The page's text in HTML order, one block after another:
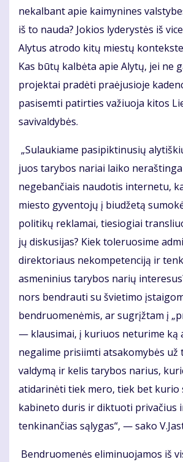
nekalbant apie kaimynines
iš to nauda? Jokios lyderystės iš
Alytus atrodo kitų miestų
Kas būtų kalbėta apie Alytų, jei ne
projektai pradėti praėjusioje
pasisemti patirties važiuoja kitos
savivaldybės.
„Sulaukiame pasipiktinusių
juos tarybos nariai laiko
negebančiais naudotis internetu,
miesto gyventojų į biudžetą
politikų reklamai, tiesiogiai
jų diskusijas? Kiek toleruosime
direktoriaus nekompetenciją ir
asmeninius tarybos narių
nors bendrauti su švietimo
bendruomenėmis, ar sugrįžtam į
— klausimai, į kuriuos neturime ką
negalime prisiimti atsakomybės už
valdymą ir kelis tarybos narius,
atidarinėti tiek mero, tiek bet kurio
kabineto duris ir diktuoti privačius
tenkinančias sąlygas“, — sako
Bendruomenės eliminuojamos iš